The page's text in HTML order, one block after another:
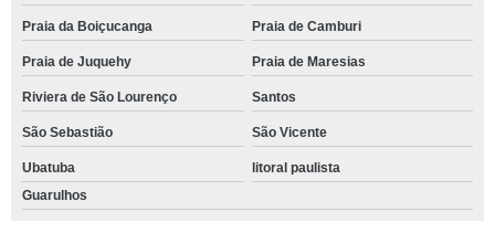
Praia da Boiçucanga Praia de Camburi
Praia de Juquehy Praia de Maresias
Riviera de São Lourenço Santos
São Sebastião São Vicente
Ubatuba
litoral paulista
Guarulhos